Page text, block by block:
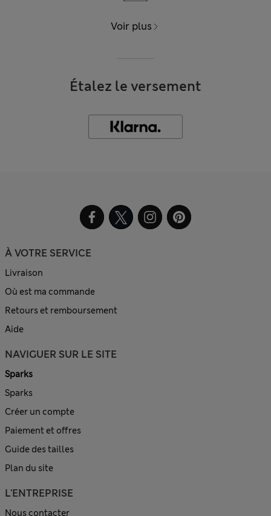
Voir plus
Étalez le versement
À VOTRE SERVICE
Livraison
Où est ma commande
Retours et remboursement
Aide
NAVIGUER SUR LE SITE
Sparks
Sparks
Créer un compte
Paiement et offres
Guide des tailles
Plan du site
L'ENTREPRISE
Nous contacter